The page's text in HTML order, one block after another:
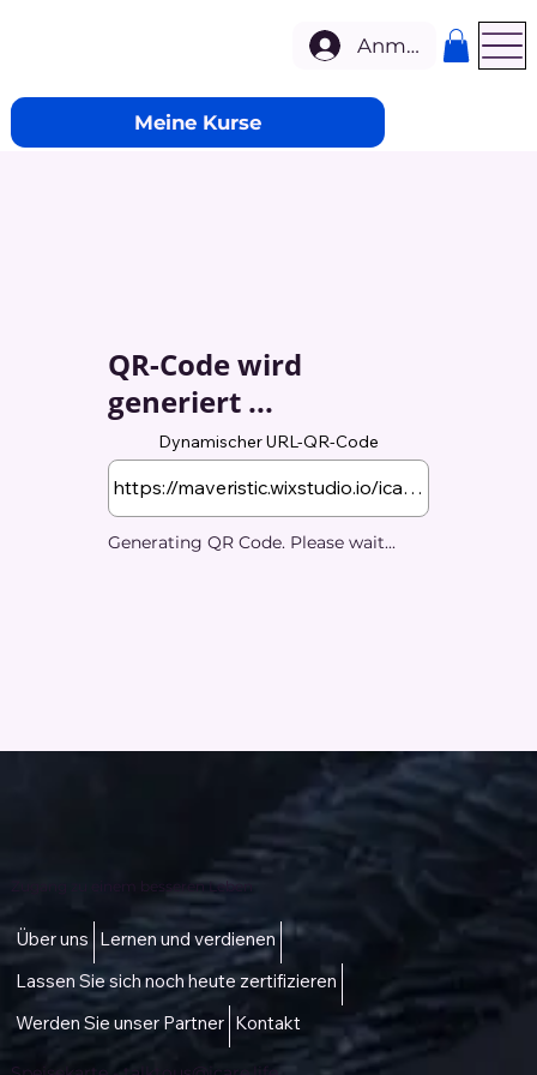
Meine Kurse
Anmelden
QR-Code wird
generiert ...
Dynamischer URL-QR-Code
Generating QR Code. Please wait...
Zugang zu einem besseren Leben
Über uns Lernen und verdienen
Lassen Sie sich noch heute zertifizieren
Werden Sie unser Partner Kontakt